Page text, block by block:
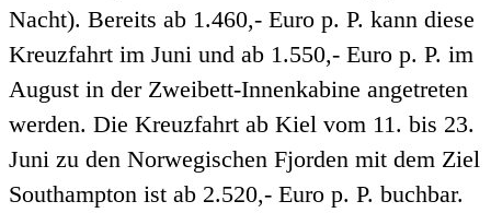
Nacht). Bereits ab 1.460,- Euro p. P. kann diese
Kreuzfahrt im Juni und ab 1.550,- Euro p. P. im
August in der Zweibett-Innenkabine angetreten
werden. Die Kreuzfahrt ab Kiel vom 11. bis 23.
Juni zu den Norwegischen Fjorden mit dem Ziel
Southampton ist ab 2.520,- Euro p. P. buchbar.